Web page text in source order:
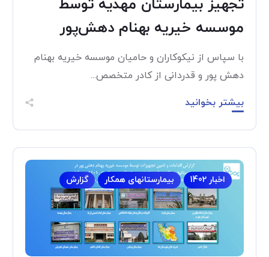
تجهیز بیمارستان مهدیه توسط
موسسه خیریه بهنام دهش‌پور
با سپاس از نیکوکاران و حامیان موسسه خیریه بهنام
دهش پور و قدردانی از کادر متخصص...
بیشتر بخوانید
اخبار 1402 بیمارستانهای همکار گزارش